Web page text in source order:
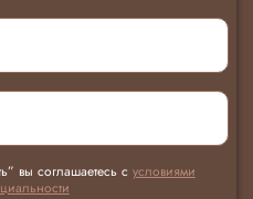
вы соглашаетесь с условиями